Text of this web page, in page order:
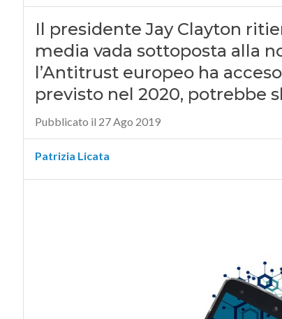
Il presidente Jay Clayton
media vada sottoposta alla
l’Antitrust europeo ha
previsto nel 2020, potrebbe
Pubblicato il 27 Ago 2019
Patrizia Licata